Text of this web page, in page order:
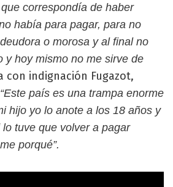
correspondía de haber
había para pagar, para no
o morosa y al final no
y hoy mismo no me sirve de
con indignación Fugazot,
“Este país es una trampa enorme
hijo yo lo anote a los 18 años y
tuve que volver a pagar
porqué”.